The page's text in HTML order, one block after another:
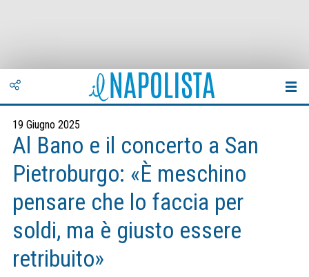
19 Giugno 2025
Al Bano e il concerto a San
Pietroburgo: «È meschino
pensare che lo faccia per
soldi, ma è giusto essere
retribuito»